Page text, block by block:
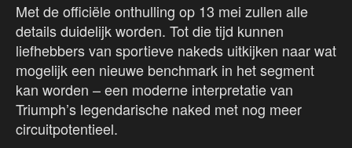
Met de officiële onthulling op 13 mei zullen alle
details duidelijk worden. Tot die tijd kunnen
liefhebbers van sportieve nakeds uitkijken naar wat
mogelijk een nieuwe benchmark in het segment
kan worden – een moderne interpretatie van
Triumph’s legendarische naked met nog meer
circuitpotentieel.